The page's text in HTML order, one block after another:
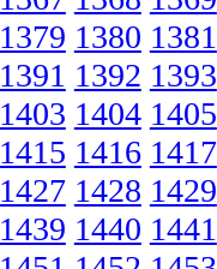
1379 1380 1381
1391 1392 1393
1403 1404 1405
1415 1416 1417
1427 1428 1429
1439 1440 1441